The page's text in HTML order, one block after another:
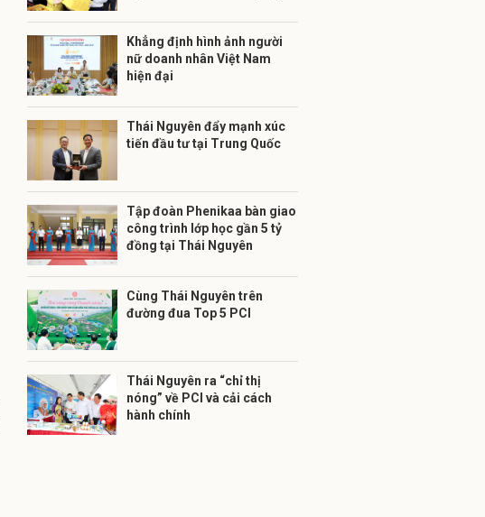
Khẳng định hình ảnh người
nữ doanh nhân Việt Nam
hiện đại
Thái Nguyên đẩy mạnh xúc
tiến đầu tư tại Trung Quốc
Tập đoàn Phenikaa bàn giao
công trình lớp học gần 5 tỷ
đồng tại Thái Nguyên
Cùng Thái Nguyên trên
đường đua Top 5 PCI
Thái Nguyên ra “chỉ thị
nóng” về PCI và cải cách
hành chính